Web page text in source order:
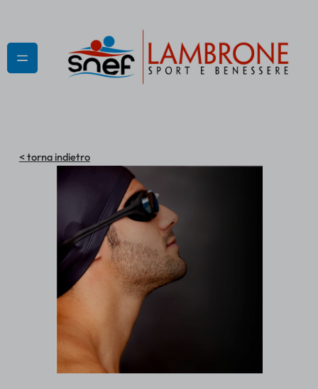
contenuto
< torna indietro